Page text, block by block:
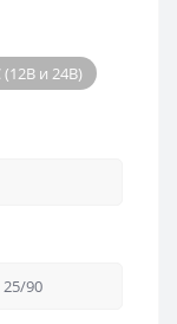
(12В и 24В)